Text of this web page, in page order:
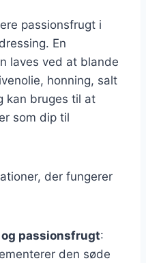
passionsfrugt i
En
laves ved at blande
honning, salt
kan bruges til at
som dip til
der fungerer
passionsfrugt:
den søde